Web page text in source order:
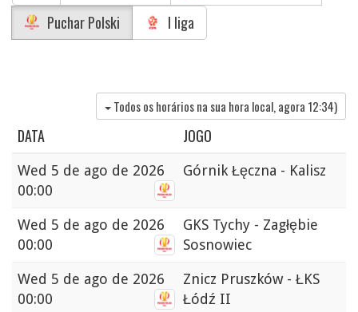
Puchar Polski
I liga
Todos os horários na sua hora local, agora 12:34)
DATA JOGO
Wed 5 de ago de 2026
00:00
Górnik Łęczna - Kalisz
Wed 5 de ago de 2026
00:00
GKS Tychy - Zagłębie
Sosnowiec
Wed 5 de ago de 2026
00:00
Znicz Pruszków - ŁKS
Łódź II